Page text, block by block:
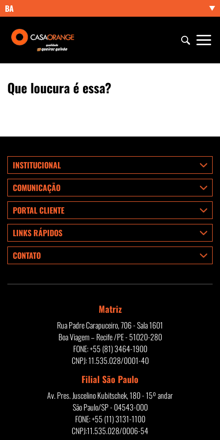
BA
Que loucura é essa?
INSTITUCIONAL
COMUNICAÇÃO
PORTAL CLIENTE
LINKS RÁPIDOS
CONTATO
Matriz
Rua Padre Carapuceiro, 706 - Sala 1601
Boa Viagem – Recife /PE - 51020-280
FONE: +55 (81) 3464-1900
CNPJ: 11.535.028/0001-40
Filial São Paulo
Av. Pres. Juscelino Kubitschek, 180 - 15º andar
São Paulo/SP - 04543-000
FONE: +55 (11) 3131-1100
CNPJ:11.535.028/0006-54